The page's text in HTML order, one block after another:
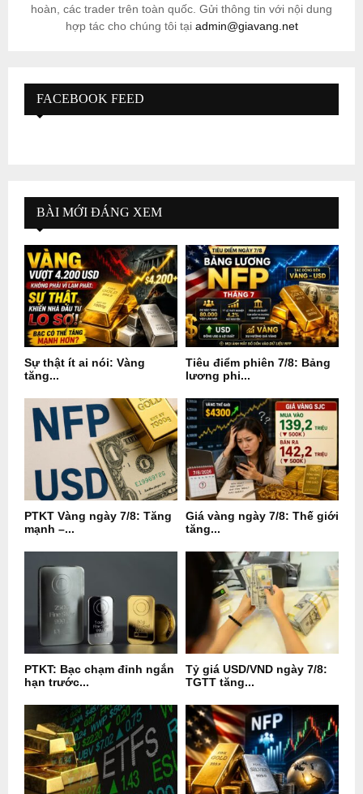
hoàn, các trader trên toàn quốc. Gửi thông tin với nội dung
hợp tác cho chúng tôi tại admin@giavang.net
FACEBOOK FEED
BÀI MỚI ĐÁNG XEM
Sự thật ít ai nói: Vàng
tăng...
Tiêu điểm phiên 7/8: Bảng
lương phi...
PTKT Vàng ngày 7/8: Tăng
mạnh –...
Giá vàng ngày 7/8: Thế giới
tăng...
PTKT: Bạc chạm đỉnh ngắn
hạn trước...
Tỷ giá USD/VND ngày 7/8:
TGTT tăng...